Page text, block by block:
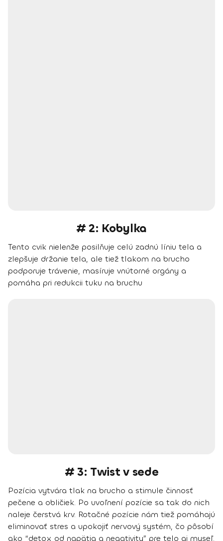
# 2: Kobylka
Tento cvik nielenže posilňuje celú zadnú líniu tela a
zlepšuje držanie tela, ale tiež tlakom na brucho
podporuje trávenie, masíruje vnútorné orgány a
pomáha pri redukcii tuku na bruchu
# 3: Twist v sede
Pozícia vytvára tlak na brucho a stimule činnosť
pečene a obličiek. Po uvoľnení pozície sa tak do nich
naleje čerstvá krv. Rotačné pozície nám tiež pomáhajú
eliminovať stres a upokojiť nervový systém, čo pôsobí
ako “detox od napätia a negativity” pre telo aj myseľ.